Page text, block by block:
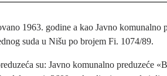
1963. godine a kao Javno komunalno
suda u Nišu po brojem Fi. 1074/89.
su: Javno komunalno preduzeće